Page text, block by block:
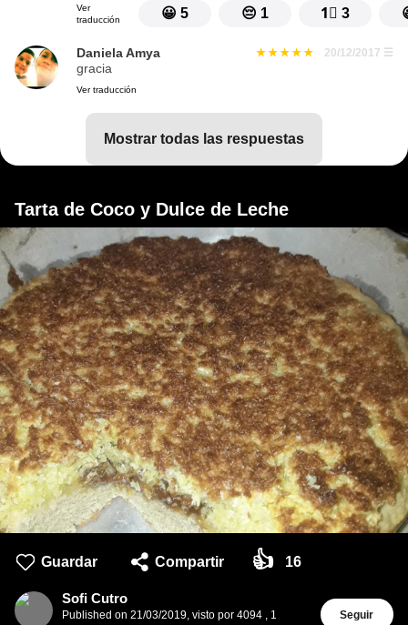
Ver
traducción
😀 5 😔 1 1⃣ 3
Daniela Amya 20/12/2017 ☰
gracia
Ver traducción
mostrar todas las respuestas
Tarta de Coco y Dulce de Leche
Guardar Compartir 👍 16
Sofi Cutro
Published on 21/03/2019 visto por 4094
1
Seguir